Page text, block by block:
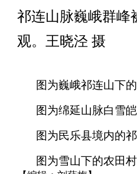
祁连山脉巍峨群峰
观。王晓泾 摄
图为巍峨祁连山下
图为绵延山脉白雪皑
图为民乐县境内的祁
图为雪山下的农田村